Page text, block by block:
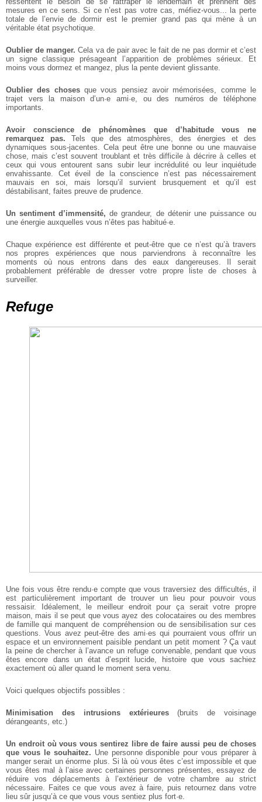
mesures en ce sens. Si ce n’est pas votre cas, méfiez-vous... la perte
totale de l’envie de dormir est le premier grand pas qui mène à un
véritable état psychotique.
Oublier de manger. Cela va de pair avec le fait de ne pas dormir et c’est
un signe classique présageant l’apparition de problèmes sérieux. Et
moins vous dormez et mangez, plus la pente devient glissante.
Oublier des choses que vous pensiez avoir mémorisées, comme le
trajet vers la maison d’un·e ami·e, ou des numéros de téléphone
importants.
Avoir conscience de phénomènes que d’habitude vous ne
remarquez pas. Tels que des atmosphères, des énergies et des
dynamiques sous-jacentes. Cela peut être une bonne ou une mauvaise
chose, mais c’est souvent troublant et très difficile à décrire à celles et
ceux qui vous entourent sans subir leur incrédulité ou leur inquiétude
envahissante. Cet éveil de la conscience n’est pas nécessairement
mauvais en soi, mais lorsqu’il survient brusquement et qu’il est
déstabilisant, faites preuve de prudence.
Un sentiment d’immensité, de grandeur, de détenir une puissance ou
une énergie auxquelles vous n’êtes pas habitué·e.
Chaque expérience est différente et peut-être que ce n’est qu’à travers
nos propres expériences que nous parviendrons à reconnaître les
moments où nous entrons dans des eaux dangereuses. Il serait
probablement préférable de dresser votre propre liste de choses à
surveiller.
Refuge
Une fois vous être rendu·e compte que vous traversiez des difficultés, il
est particulièrement important de trouver un lieu pour pouvoir vous
ressaisir. Idéalement, le meilleur endroit pour ça serait votre propre
maison, mais il se peut que vous ayez des colocataires ou des membres
de famille qui manquent de compréhension ou de sensibilisation sur ces
questions. Vous avez peut-être des ami·es qui pourraient vous offrir un
espace et un environnement paisible pendant un petit moment ? Ça vaut
la peine de chercher à l’avance un refuge convenable, pendant que vous
êtes encore dans un état d’esprit lucide, histoire que vous sachiez
exactement où aller quand le moment sera venu.
Voici quelques objectifs possibles :
Minimisation des intrusions extérieures(bruits de voisinage
dérangeants, etc.)
Un endroit où vous vous sentirez libre de faire aussi peu de choses
que vous le souhaitez. Une personne disponible pour vous préparer à
manger serait un énorme plus. Si là où vous êtes c’est impossible et que
vous êtes mal à l’aise avec certaines personnes présentes, essayez de
réduire vos déplacements à l’extérieur de votre chambre au strict
nécessaire. Faites ce que vous avez à faire, puis retournez dans votre
lieu sûr jusqu’à ce que vous vous sentiez plus fort·e.